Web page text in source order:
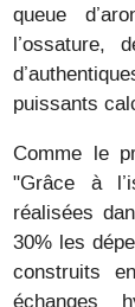
queue
l’ossature,
puissants
Comme le
"Grâce à
réalisées
30% les
construits
échanges